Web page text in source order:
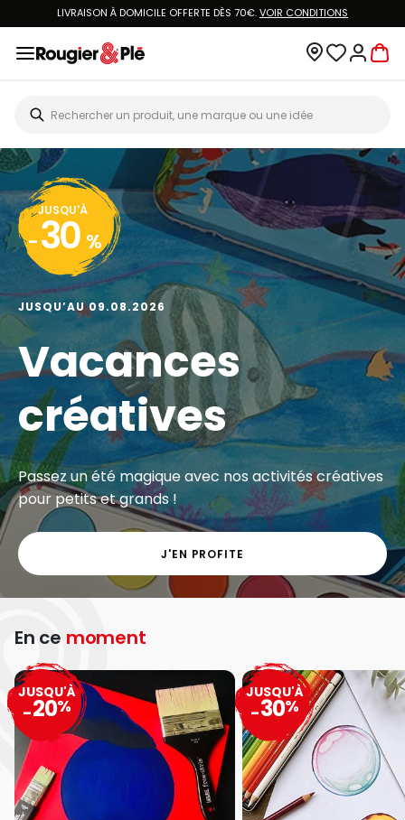
LIVRAISON À DOMICILE OFFERTE DÈS 70€.VOIR CONDITIONS
JUSQU'À
- 30 %
JUSQU’AU 09.08.2026
Vacances
créatives
Passez un été magique avec nos activités créatives
pour petits et grands !
J'EN PROFITE
En ce moment
JUSQU'À
-20%
JUSQU'À
-30%